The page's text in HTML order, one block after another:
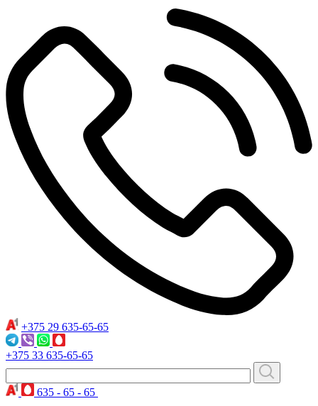
+375 29 635-65-65
+375 33 635-65-65
635 - 65 - 65